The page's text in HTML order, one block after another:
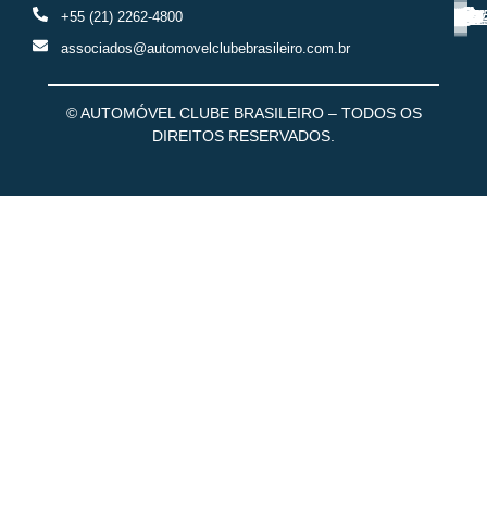
+55 (21) 2262-4800
associados@automovelclubebrasileiro.com.br
© AUTOMÓVEL CLUBE BRASILEIRO – TODOS OS
DIREITOS RESERVADOS.